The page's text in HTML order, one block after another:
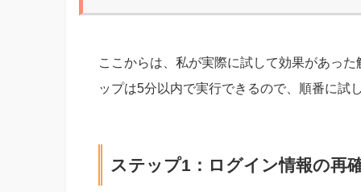
ここからは、私が実際に試して効果があっ
ップは5分以内で実行できるので、順番に試
ステップ1：ログイン情報の再